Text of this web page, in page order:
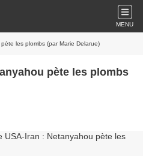
MENU
les plombs (par Marie Delarue)
pète les plombs